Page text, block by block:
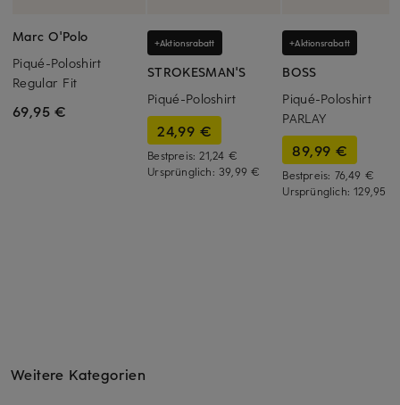
Marc O'Polo
Piqué-Poloshirt
Regular Fit
69,95 €
+Aktionsrabatt
STROKESMAN'S
Piqué-Poloshirt
24,99 €
Bestpreis:21,24 €
Ursprünglich: 39,99 €
+Aktionsrabatt
BOSS
Piqué-Poloshirt
PARLAY
89,99 €
Bestpreis: 76,49 €
Ursprünglich:129,95 €
Weitere Kategorien